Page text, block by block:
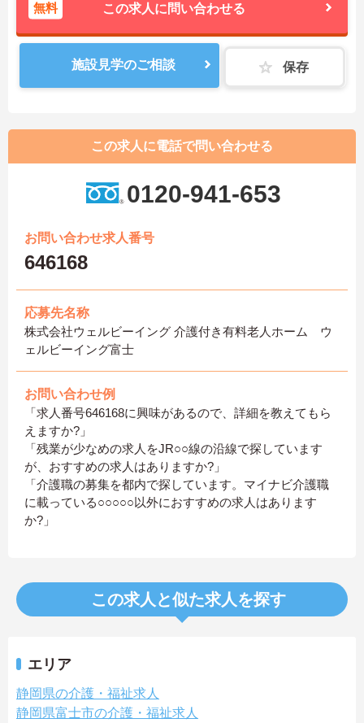
無料 この求人に問い合わせる
施設見学のご相談 保存
この求人に電話で問い合わせる
0120-941-653
お問い合わせ求人番号
646168
応募先名称
株式会社ウェルビーイング 介護付き有料老人ホーム ウ
ェルビーイング富士
お問い合わせ例
「求人番号646168に興味があるので、詳細を教えてもら
えますか?」
「残業が少なめの求人をJR○○線の沿線で探しています
が、おすすめの求人はありますか?」
「介護職の募集を都内で探しています。マイナビ介護職
に載っている○○○○○以外におすすめの求人はあります
か?」
この求人と似た求人を探す
エリア
静岡県の介護・福祉求人
静岡県富士市の介護・福祉求人